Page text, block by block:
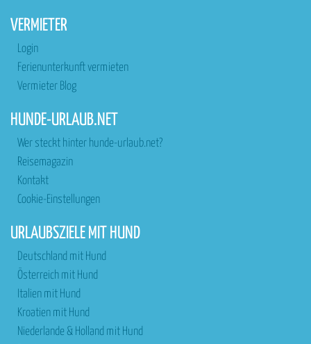
VERMIETER
Login
Ferienunterkunft vermieten
Vermieter Blog
HUNDE-URLAUB.NET
Wer steckt hinter hunde-urlaub.net?
Reisemagazin
Kontakt
Cookie-Einstellungen
URLAUBSZIELE MIT HUND
Deutschland mit Hund
Österreich mit Hund
Italien mit Hund
Kroatien mit Hund
Niederlande & Holland mit Hund